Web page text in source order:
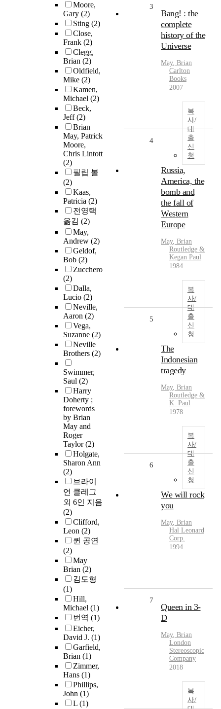
Moore,
Gary (2)
Sting (2)
Close,
Frank (2)
Clegg,
Brian (2)
Oldfield,
Mike (2)
Kamen,
Michael (2)
Beck,
Jeff(2)
Brian
May, Patrick
Moore,
Chris Lintott
(2)
필립 볼
(2)
Kaas,
Patricia (2)
전영택
옮김 (2)
May,
Andrew (2)
Geldof,
Bob (2)
Zucchero
(2)
Dalla,
Lucio (2)
Neville,
Aaron (2)
Vega,
Suzanne (2)
Neville
Brothers (2)
Swimmer,
Saul (2)
Harry
Doherty ;
forewords
by Brian
May and
Roger
Taylor(2)
Holgate,
Sharon Ann
(2)
브라이
언 클레그
외 6인 지음
(2)
Clifford,
Leon (2)
퀸 공연
(2)
May
Brian (2)
김도형
(1)
Hill,
Michael (1)
번역 (1)
Eicher,
David J. (1)
Garfield,
Brian (1)
Zimmer,
Hans (1)
Phillips,
John (1)
L (1)
3
Bang! : the
complete
history of the
Universe
May, Brian
Carlton
Books
2007
복
사/
대
출
신
청
4
Russia,
America, the
bomb and
the fall of
Western
Europe
May, Brian
Routledge &
Kegan Paul
1984
복
사/
대
출
신
청
5
The
Indonesian
tragedy
May, Brian
Routledge &
K. Paul
1978
복
사/
대
출
신
청
6
We will rock
you
May, Brian
Hal Leonard
Corp.
1994
7
Queen in 3-
D
May, Brian
London
Stereoscopic
Company
2018
복
사/